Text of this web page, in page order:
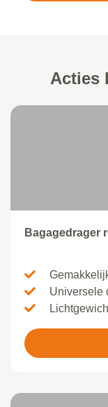
Acties
Bagagedrager
Universele